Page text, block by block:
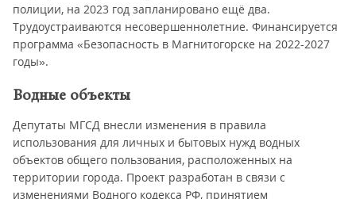
полиции, на 2023 год запланировано ещё два.
Трудоустраиваются несовершеннолетние. Финансируется
программа «Безопасность в Магнитогорске на 2022-2027
годы».
Водные объекты
Депутаты МГСД внесли изменения в правила
использования для личных и бытовых нужд водных
объектов общего пользования, расположенных на
территории города. Проект разработан в связи с
изменениями Водного кодекса РФ, принятием